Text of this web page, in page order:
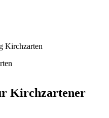
Kirchzartener